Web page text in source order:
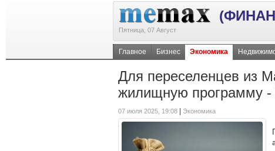
Пятница, 07 Август
Главное Бизнес Экономика
Для переселенцев из
жилищную программу
07 июля 2025, 19:08 Экономика